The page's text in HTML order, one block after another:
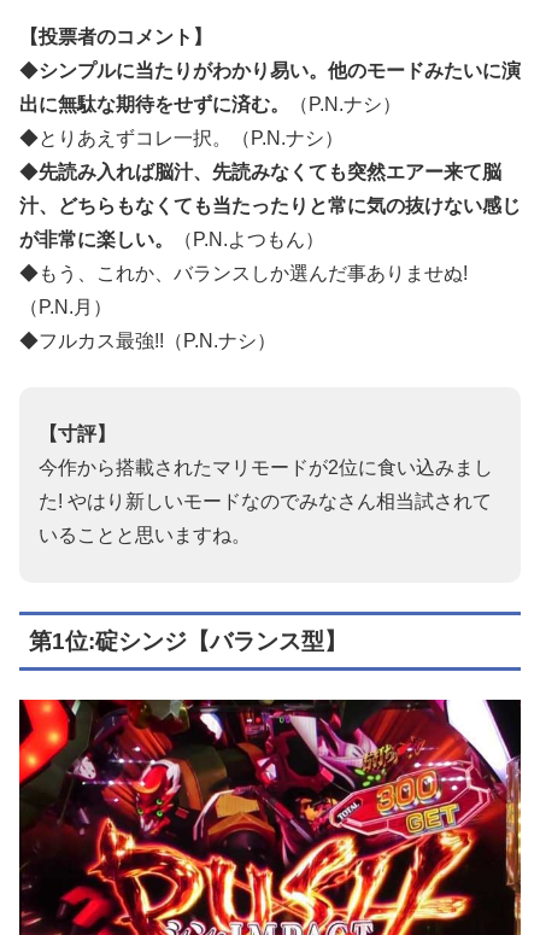
【投票者のコメント】
◆シンプルに当たりがわかり易い。他のモードみたいに演
出に無駄な期待をせずに済む。
（P.N.ナシ）
◆とりあえずコレ一択。（P.N.ナシ）
◆先読み入れば脳汁、先読みなくても突然エアー来て脳
汁、どちらもなくても当たったりと常に気の抜けない感じ
が非常に楽しい。
（P.N.よつもん）
◆もう、これか、バランスしか選んだ事ありませぬ!
（P.N.月）
◆フルカス最強!!（P.N.ナシ）
【寸評】
今作から搭載されたマリモードが2位に食い込みまし
た! やはり新しいモードなのでみなさん相当試されて
いることと思いますね。
第1位:碇シンジ【バランス型】